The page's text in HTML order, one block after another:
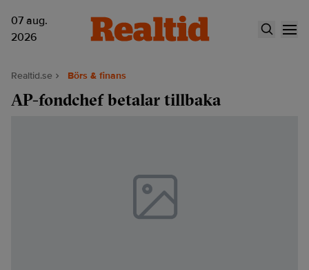
07 aug.
2026
Realtid.se Börs & finans
AP-fondchef betalar tillbaka